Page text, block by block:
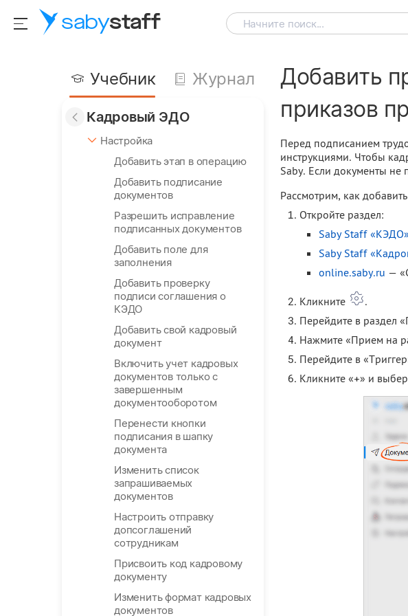
sabystaff Начните поиск...
Учебник Журнал
Кадровый ЭДО
Настройка
Добавить этап в операцию
Добавить подписание
документов
Разрешить исправление
подписанных документов
Добавить поле для
заполнения
Добавить проверку
подписи соглашения о
КЭДО
Добавить свой кадровый
документ
Включить учет кадровых
документов только с
завершенным
документооборотом
Перенести кнопки
подписания в шапку
документа
Изменить список
запрашиваемых
документов
Настроить отправку
допсоглашений
сотрудникам
Присвоить код кадровому
документу
Изменить формат кадровых
документов
Добавить
приказов
Перед подписанием
инструкциями. Чтобы
Saby. Если документы не
Рассмотрим, как
Откройте раздел:
Saby Staff «КЭДО»
Saby Staff
online.saby.ru —
Кликните
.
Перейдите в раздел
Нажмите «Прием на
Перейдите в
Кликните «+» и